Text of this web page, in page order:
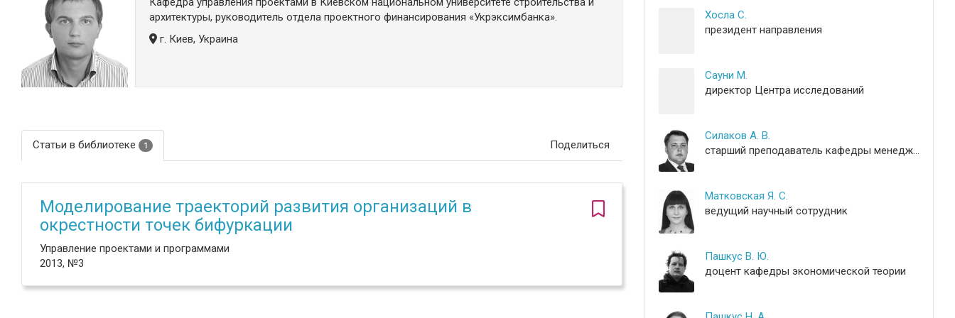
архитектуры, руководитель отдела проектного финансирования «Укрэксимбанка».
г. Киев, Украина
Статьи в библиотеке 1 Поделиться
Моделирование траекторий развития организаций в
окрестности точек бифуркации
Управление проектами и программами
2013, №3
Хосла С.
президент направления
Сауни М.
директор Центра исследований
Силаков А. В.
старший преподаватель кафедры менеджмента
Матковская Я. С.
ведущий научный сотрудник
Пашкус В. Ю.
доцент кафедры экономической теории